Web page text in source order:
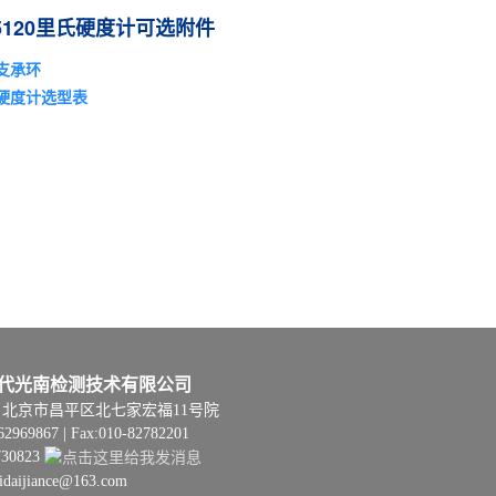
里氏硬度计可选附件
承环
度计选型表
光南检测技术有限公司
北京市昌平区北七家宏福11号院
| Fax:010-82782201